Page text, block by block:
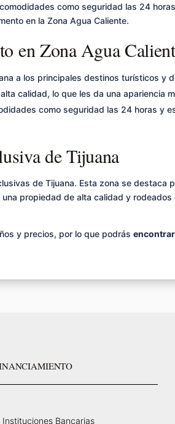
como seguridad las 24
en la Zona Agua Caliente.
en Zona Agua
a los principales destinos turísticos y
calidad, lo que les da una apariencia
como seguridad las 24 horas y
de Tijuana
de Tijuana. Esta zona se destaca
propiedad de alta calidad y
y precios, por lo que podrás
Instituciones Bancarias